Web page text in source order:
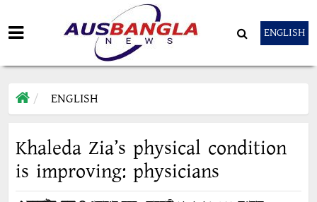
ENGLISH
ENGLISH
Khaleda Zia’s physical condition
is improving: physicians